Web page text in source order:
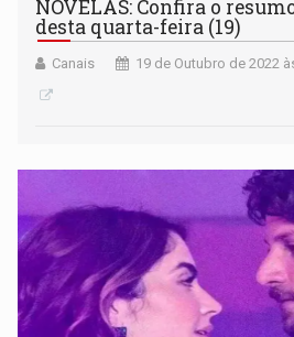
NOVELAS: Confira o
desta quarta-feira (19)
Canais 19 de Outubro de 2022